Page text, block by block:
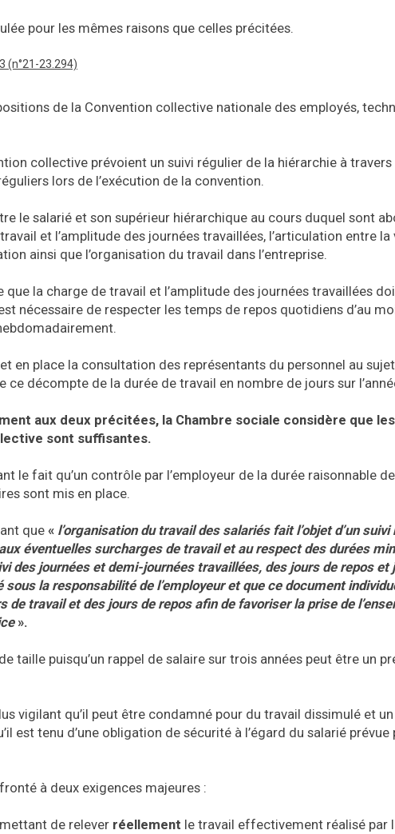
pour les mêmes raisons que celles précitées.
(n°21-23.294)
de la Convention collective nationale des employés,
collective prévoient un suivi régulier de la hiérarchie à
lors de l’exécution de la convention.
le salarié et son supérieur hiérarchique au cours duquel sont
et l’amplitude des journées travaillées, l’articulation entre
ainsi que l’organisation du travail dans l’entreprise.
la charge de travail et l’amplitude des journées travaillées
nécessaire de respecter les temps de repos quotidiens d’au
en place la consultation des représentants du personnel au
décompte de la durée de travail en nombre de jours sur
aux deux précitées, la Chambre sociale considère que
sont suffisantes.
le fait qu’un contrôle par l’employeur de la durée raisonnable
sont mis en place.
que « l’organisation du travail des salariés fait l’objet d’un
éventuelles surcharges de travail et au respect des durées
des journées et demi-journées travaillées, des jours de repos
sous la responsabilité de l’employeur et que ce document
de travail et des jours de repos afin de favoriser la prise de
».
taille puisqu’un rappel de salaire sur trois années peut être un
vigilant qu’il peut être condamné pour du travail dissimulé et
est tenu d’une obligation de sécurité à l’égard du salarié prévue
à deux exigences majeures :
de relever réellement le travail effectivement réalisé par